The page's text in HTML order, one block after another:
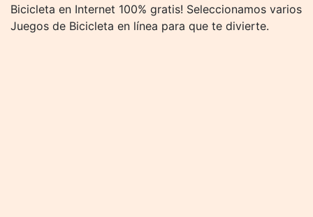
Bicicleta en Internet 100% gratis! Seleccionamos varios
Juegos de Bicicleta en línea para que te divierte.